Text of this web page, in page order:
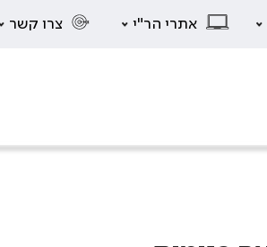
אתרי הר"י צרו קשר